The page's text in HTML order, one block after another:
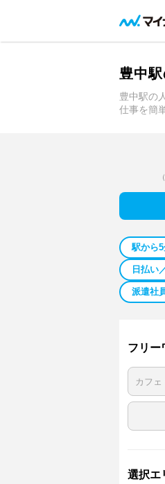
豊中
豊中駅の
仕事を簡
駅から
日払い
派遣社
フリー
選択エ